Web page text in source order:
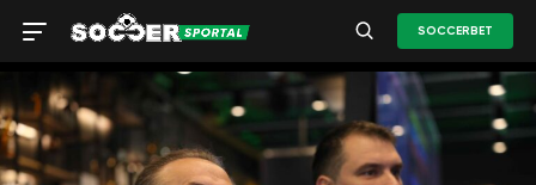
SOCCERBET